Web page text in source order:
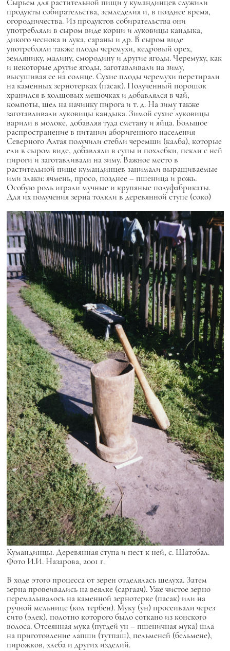
Сырьем для растительной пищи у кумандинцев служили
продукты собирательства, земледелия и, в позднее время,
огородничества. Из продуктов собирательства они
употребляли в сыром виде корни и луковицы кандыка,
дикого чеснока и лука, сараны и др. В сыром виде
употребляли также плоды черемухи, кедровый орех,
землянику, малину, смородину и другие ягоды. Черемуху, как
и некоторые другие ягоды, заготавливали на зиму,
высушивая ее на солнце. Сухие плоды черемухи перетирали
на каменных зернотерках (пасак). Полученный порошок
хранился в холщовых мешочках и добавлялся в чай,
компоты, шел на начинку пирога и т. д. На зиму также
заготавливали луковицы кандыка. Зимой сухие луковицы
варили в молоке, добавляя туда сметану и яйца. Большое
распространение в питании аборигенного населения
Северного Алтая получили стебли черемши (калба), которые
ели в сыром виде, добавляли в супы и похлебки, пекли с ней
пироги и заготавливали на зиму. Важное место в
растительной пище кумандинцев занимали выращиваемые
ими злаки: ячмень, просо, позднее – пшеница и рожь.
Особую роль играли мучные и крупяные полуфабрикаты.
Для их получения зерна толкли в деревянной ступе (соко)
Кумандинцы. Деревянная ступа и пест к ней, с. Шатобал.
Фото И.И. Назарова, 2001 г.
В ходе этого процесса от зерен отделялась шелуха. Затем
зерна провеивались на веялке (саргаач). Уже чистое зерно
перемалывалось на каменной зернотерке (пасак) или на
ручной мельнице (кол тербен). Муку (ун) просеивали через
сито (элек), полотно которого было соткано из конского
волоса. Отсеянная мука (пугдей ун – пшеничная мука) шла
на приготовление лапши (тутпаш), пельменей (бельмене),
пирожков, хлеба и других изделий.